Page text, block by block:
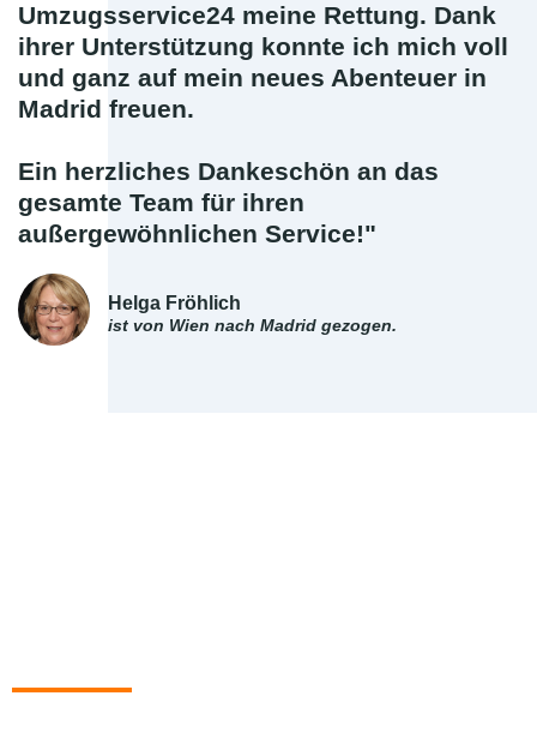
Umzugsservice24 meine Rettung. Dank
ihrer Unterstützung konnte ich mich voll
und ganz auf mein neues Abenteuer in
Madrid freuen.
Ein herzliches Dankeschön an das
gesamte Team für ihren
außergewöhnlichen Service!"
Helga Fröhlich
ist von Wien nach Madrid gezogen.